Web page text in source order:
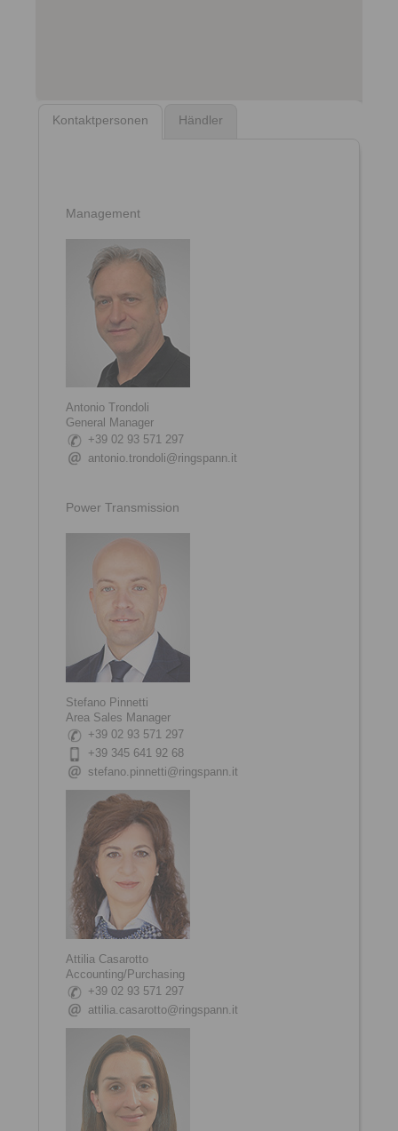
Kontaktpersonen Händler
Management
Antonio Trondoli
General Manager
+39 02 93 571 297
antonio.trondoli@ringspann.it
Power Transmission
Stefano Pinnetti
Area Sales Manager
+39 02 93 571 297
+39 345 641 92 68
stefano.pinnetti@ringspann.it
Attilia Casarotto
Accounting/Purchasing
+39 02 93 571 297
attilia.casarotto@ringspann.it